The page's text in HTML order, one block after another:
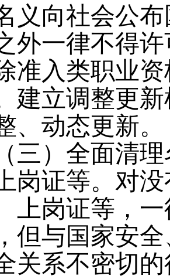
义向社会公
外一律不得
准入类职业
建立调整更
、动态更新。
（三）全面清
岗证等。 对
上岗证等，
但与国家安
关系不密切